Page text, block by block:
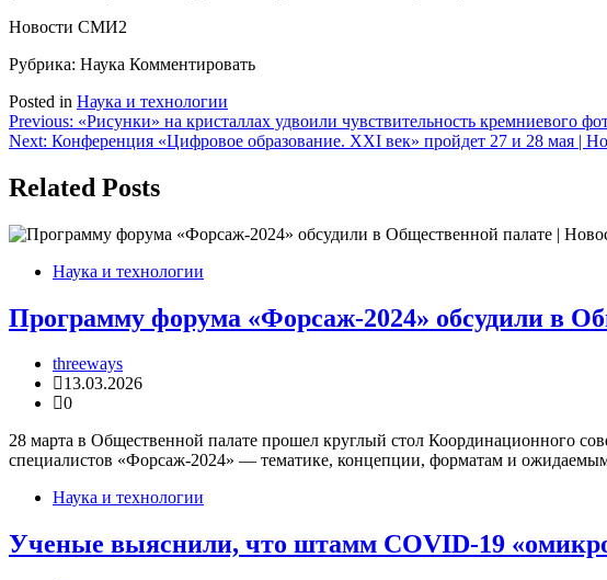
Новости СМИ2
Рубрика: Наука Комментировать
Posted in Наука и технологии
Навигация
по
записям
Previous: «Рисунки» на кристаллах удвоили чувствительность кремниевого
Next: Конференция «Цифровое образование. XXI век» пройдет 27 и 28 мая |
Related Posts
Наука и технологии
Программу форума «Форсаж-2024» обсудили в
threeways
13.03.2026
0
28 марта в Общественной палате прошел круглый стол Координационного
специалистов «Форсаж-2024» — тематике, концепции, форматам и
Наука и технологии
Ученые выяснили, что штамм COVID-19